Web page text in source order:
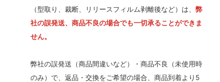
（型取り、裁断、リリースフィルム剥離後など）は、 弊
社の誤発送、商品不良の場合でも一切承ることができま
せん。
弊社の誤発送（商品間違いなど）・商品不良（未使用時
のみ）で、返品・交換をご希望の場合、商品到着より5